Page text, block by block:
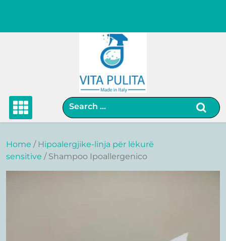
Home / Hipoalergjike-linja për lëkurë
sensitive / Shampoo Ipoallergenico